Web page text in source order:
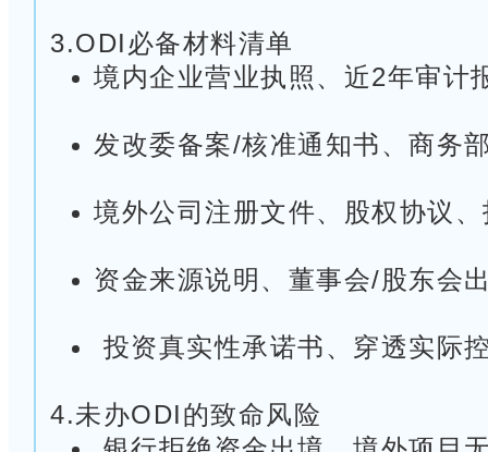
3.ODI必备材料清单
境内企业营业执照、近2年审计
发改委备案/核准通知书、商务
境外公司注册文件、股权协议
资金来源说明、董事会/股东会
投资真实性承诺书、穿透实际
4.未办ODI的致命风险